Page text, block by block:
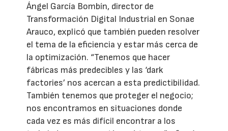
Ángel García Bombín, director de
Transformación Digital Industrial en Sonae
Arauco, explicó que también pueden resolver
el tema de la eficiencia y estar más cerca de
la optimización. “Tenemos que hacer
fábricas más predecibles y las ‘dark
factories’ nos acercan a esta predictibilidad.
También tenemos que proteger el negocio;
nos encontramos en situaciones donde
cada vez es más difícil encontrar a los